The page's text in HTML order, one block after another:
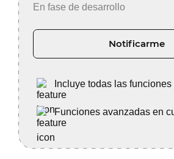
En fase de desarrollo
Notificarme
Incluye todas las funciones
Funciones avanzadas en